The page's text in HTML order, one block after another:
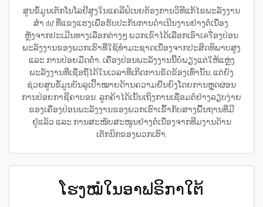
ສູນຂໍ້ມູນເຕັກໂນໂລຢີສູງໃນແຄລີຟໍເນຍຕ້ອງການວິທີແກ້ໄຂພະລັງງານ
ສຳ dự ທີ່ແຂງແຮງເພື່ອຮັບປະກັນການດຳເນີນງານຢ່າງຕໍ່ເນື່ອງ.
ຫຼັງຈາກປະເມີນທາງເລືອກຕ່າງໆ ພວກເຂົາໄດ້ເລືອກເອົາເครື່ອງປ່ອນ
ພະລັງງານຂອງພວກເຮົາທີ່ໃຊ້ທຳມະຊາດເນື່ອງຈາກປະສິດທິພາບສູງ
ແລະ ການປ່ອຍມືດຕ່ຳ. ເຄື່ອງປ່ອນພະລັງງານນີ້ບໍ່ພຽງແຕ່ໃຫ້ແຫຼ່ງ
ພະລັງງານທີ່ເຊື່ອຖືໄດ້ໃນເວລາທີ່ເກີດການຂັດຂ້ອງເທົ່ານັ້ນ, ແຕ່ຍັງ
ຊ່ວຍສູນຂໍ້ມູນບັນລຸເປົ້າໝາຍດ້ານຄວາມຍືນຍົງໂດຍການຫຼຸດຜ່ອນ
ການປ່ອຍກາຊີຄາບອນ. ລູກຄ້າໄດ້ເນັ້ນເຖິງການເຊື່ອມຕໍ່ຢ່າງລຽບງ່າຍ
ຂອງເຄື່ອງປ່ອນພະລັງງານຂອງພວກເຮົາເຂົ້າກັບສາງພື້ນຖານທີ່ມີ
ຢູ່ແລ້ວ ແລະ ການສະໜັບສະໜູນຢ່າງຕໍ່ເນື່ອງຈາກທີມງານດ້ານ
ເຕັກນິກຂອງພວກເຮົາ.
ໂຮງໝໍໃນອາຟຣິກາໃຕ້